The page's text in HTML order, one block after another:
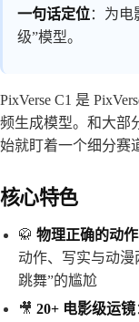
一句话定位：为电
级”模型。
PixVerse C1 是
频生成模型。和大部
始就盯着一个细分赛
核心特色
🥋 物理正确的动
动作、写实与动
跳舞”的尴尬
🎥 20+ 电影级运镜